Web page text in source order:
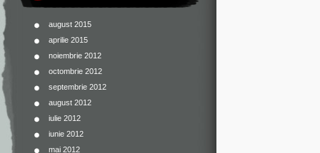
august 2015
aprilie 2015
noiembrie 2012
octombrie 2012
septembrie 2012
august 2012
iulie 2012
iunie 2012
mai 2012